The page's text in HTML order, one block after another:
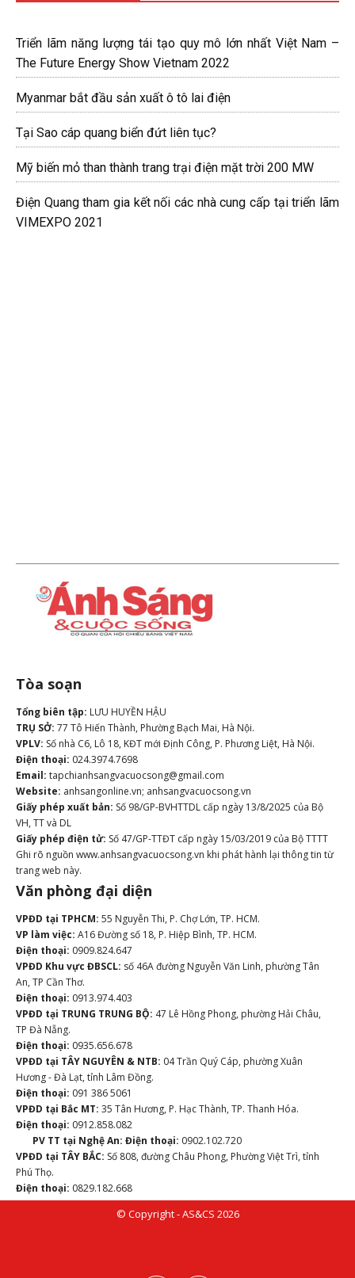
Triển lãm năng lượng tái tạo quy mô lớn nhất Việt Nam –
The Future Energy Show Vietnam 2022
Myanmar bắt đầu sản xuất ô tô lai điện
Tại Sao cáp quang biển đứt liên tục?
Mỹ biến mỏ than thành trang trại điện mặt trời 200 MW
Điện Quang tham gia kết nối các nhà cung cấp tại triển lãm
VIMEXPO 2021
Tòa soạn
Tổng biên tập: LƯU HUYỀN HẬU
TRỤ SỞ: 77 Tô Hiến Thành, Phường Bạch Mai, Hà Nội.
VPLV: Số nhà C6, Lô 18, KĐT mới Định Công, P. Phương Liệt, Hà Nội.
Điện thoại: 024.3974.7698
Email: tapchianhsangvacuocsong@gmail.com
Website: anhsangonline.vn; anhsangvacuocsong.vn
Giấy phép xuất bản: Số 98/GP-BVHTTDL cấp ngày 13/8/2025 của Bộ
VH, TT và DL
Giấy phép điện tử: Số 47/GP-TTĐT cấp ngày 15/03/2019 của Bộ TTTT
Ghi rõ nguồn www.anhsangvacuocsong.vn khi phát hành lại thông tin từ
trang web này.
Văn phòng đại diện
VPĐD tại TPHCM: 55 Nguyễn Thi, P. Chợ Lớn, TP. HCM.
VP làm việc: A16 Đường số 18, P. Hiệp Bình, TP. HCM.
Điện thoại: 0909.824.647
VPĐD Khu vực ĐBSCL: số 46A đường Nguyễn Văn Linh, phường Tân
An, TP Cần Thơ.
Điện thoại: 0913.974.403
VPĐD tại TRUNG TRUNG BỘ: 47 Lê Hồng Phong, phường Hải Châu,
TP Đà Nẵng.
Điện thoại: 0935.656.678
VPĐD tại TÂY NGUYÊN & NTB: 04 Trần Quý Cáp, phường Xuân
Hương - Đà Lạt, tỉnh Lâm Đồng.
Điện thoại: 091 386 5061
VPĐD tại Bắc MT: 35 Tân Hương, P. Hạc Thành, TP. Thanh Hóa.
Điện thoại: 0912.858.082
PV TT tại Nghệ An: Điện thoại: 0902.102.720
VPĐD tại TÂY BẮC: Số 808, đường Châu Phong, Phường Việt Trì, tỉnh
Phú Thọ.
Điện thoại: 0829.182.668
© Copyright - AS&CS 2026